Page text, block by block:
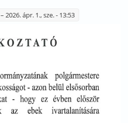
– 2026. ápr. 1., sze. - 13:53